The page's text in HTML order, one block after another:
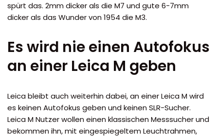
spürt das. 2mm dicker als die M7 und gute 6-7mm
dicker als das Wunder von 1954 die M3.
Es wird nie einen Autofokus
an einer Leica M geben
Leica bleibt auch weiterhin dabei, an einer Leica M wird
es keinen Autofokus geben und keinen SLR-Sucher.
Leica M Nutzer wollen einen klassischen Messsucher und
bekommen ihn, mit eingespiegeltem Leuchtrahmen,